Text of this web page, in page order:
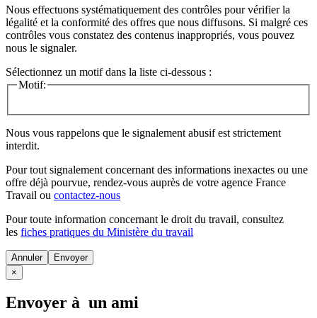
Nous effectuons systématiquement des contrôles pour vérifier la
légalité et la conformité des offres que nous diffusons. Si malgré ces
contrôles vous constatez des contenus inappropriés, vous pouvez
nous le signaler.
Sélectionnez un motif dans la liste ci-dessous :
Motif:
Nous vous rappelons que le signalement abusif est strictement
interdit.
Pour tout signalement concernant des informations inexactes ou une
offre déjà pourvue, rendez-vous auprès de votre agence France
Travail ou contactez-nous
Pour toute information concernant le droit du travail, consultez
les fiches pratiques du Ministère du travail
Annuler
×
Envoyer à un ami